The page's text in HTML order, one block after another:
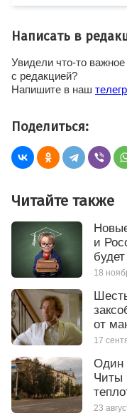
Написать в
Увидели что-то важное
с редакцией?
Напишите в наш
Поделиться:
Читайте также
и
18
от
17
Один
Читы
23